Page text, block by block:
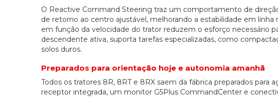
O Reactive Command Steering traz um comportamento de
de retorno ao centro ajustável, melhorando a estabilidade em linha
em função da velocidade do trator reduzem o esforço necessário
descendente ativa, suporta tarefas especializadas, como
solos duros.
Preparados para orientação hoje e autonomia amanhã
Todos os tratores 8R, 8RT e 8RX saem da fábrica preparados
receptor integrada, um monitor G5Plus CommandCenter e